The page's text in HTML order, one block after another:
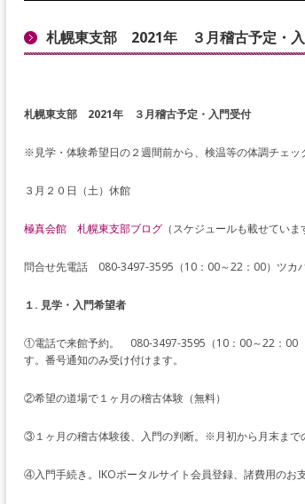
札幌東支部 2021年 ３月稽古予定・
札幌東支部 2021年 ３月稽古予定・入門受付
※見学・体験希望日の２週間前から、検温等の体調チェッ
３月２０日（土）休館
極真会館 札幌東支部ブログ（スケジュールも載せていま
問合せ先電話 080-3497-3595（10：00～22：00）ツカ
１. 見学・入門希望者
①電話で来館予約。 080-3497-3595（10：00～22：00
す。番号通知のみ受け付けます。
②希望の道場で１ヶ月の稽古体験（無料）
③１ヶ月の稽古体験後、入門の判断。※月初から月末まで
④入門手続き。IKOポータルサイト会員登録、諸費用のお